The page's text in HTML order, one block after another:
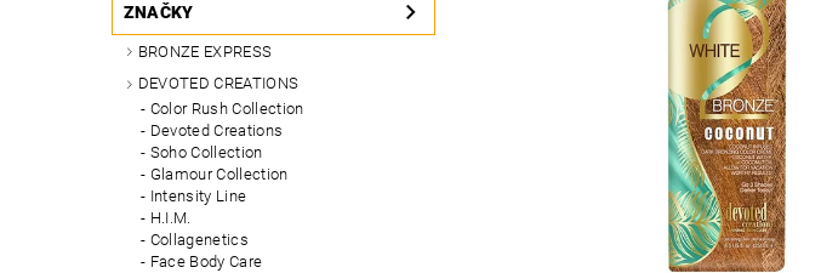
ZNAČKY
BRONZE EXPRESS
DEVOTED CREATIONS
Color Rush Collection
Devoted Creations
Soho Collection
Glamour Collection
Intensity Line
H.I.M.
Collagenetics
Face Body Care